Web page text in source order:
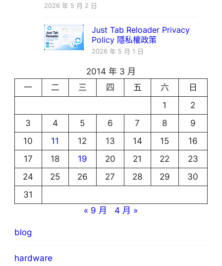
2026 年 5 月 2 日
Just Tab Reloader Privacy
Policy 隱私權政策
2026 年 5 月 1 日
2014 年 3 月
一
二 三 四 五 六
日
1
2
3
4 5 6 7 8
9
10
11 12 13 14 15
16
17
18 19 20 21 22
23
24
25 26 27 28 29
30
31
« 9 月
4 月 »
blog
hardware